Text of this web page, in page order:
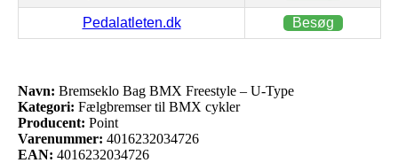
Pedalatleten.dk Besøg
Navn: Bremseklo Bag BMX Freestyle – U-Type
Kategori: Fælgbremser til BMX cykler
Producent: Point
Varenummer: 4016232034726
EAN: 4016232034726